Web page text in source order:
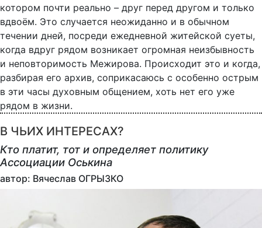
котором почти реально – друг перед другом и только
вдвоём. Это случается неожиданно и в обычном
течении дней, посреди ежедневной житейской суеты,
когда вдруг рядом возникает огромная неизбывность
и неповторимость Межирова. Происходит это и когда,
разбирая его архив, соприкасаюсь с особенно острым
в эти часы духовным общением, хоть нет его уже
рядом в жизни.
В ЧЬИХ ИНТЕРЕСАХ?
Кто платит, тот и определяет политику
Ассоциации Оськина
автор: Вячеслав ОГРЫЗКО